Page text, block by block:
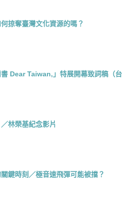
掠奪臺灣文化資源的嗎？
書 Dear Taiwan,」特展開幕致詞稿（台
／林榮基紀念影片
鍵時刻／極音速飛彈可能被擋？